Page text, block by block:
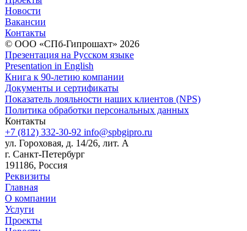
Новости
Вакансии
Контакты
© ООО «СПб-Гипрошахт» 2026
Презентация на Русском языке
Presentation in English
Книга к 90-летию компании
Документы и сертификаты
Показатель лояльности наших клиентов (NPS)
Политика обработки персональных данных
Контакты
+7 (812) 332-30-92 info@spbgipro.ru
ул. Гороховая, д. 14/26, лит. А
г. Санкт-Петербург
191186, Россия
Реквизиты
Главная
О компании
Услуги
Проекты